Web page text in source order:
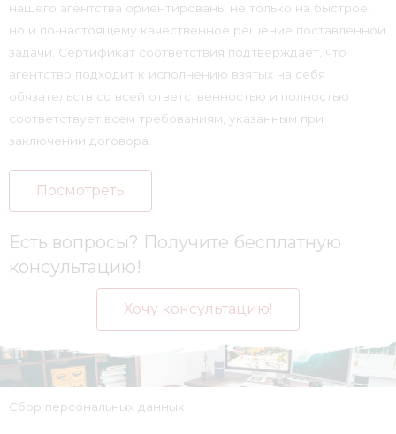
нашего агентства ориентированы не только на быстрое,
но и по-настоящему качественное решение поставленной
задачи. Сертификат соответствия подтверждает, что
агентство подходит к исполнению взятых на себя
обязательств со всей ответственностью и полностью
соответствует всем требованиям, указанным при
заключении договора.
Посмотреть
Есть вопросы? Получите бесплатную
консультацию!
Хочу консультацию!
Сбор персональных данных